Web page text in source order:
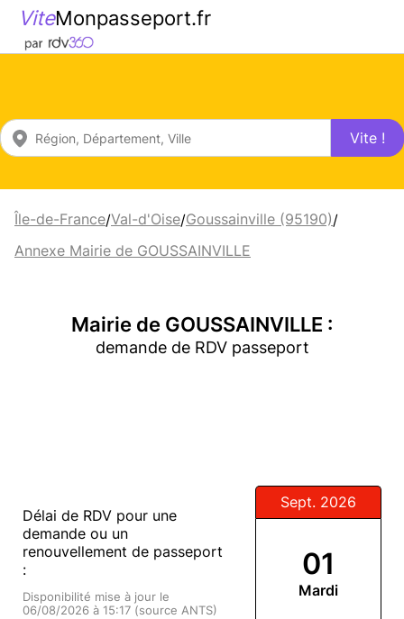
ViteMonpasseport.fr
Vite !
Île-de-France/Val-d'Oise/Goussainville (95190)/
Annexe Mairie de GOUSSAINVILLE
Mairie de GOUSSAINVILLE :
demande de RDV passeport
Délai de RDV pour une
demande ou un
renouvellement de passeport
:
Disponibilité mise à jour le
06/08/2026 à 15:17 (source ANTS)
Sept. 2026
01
Mardi